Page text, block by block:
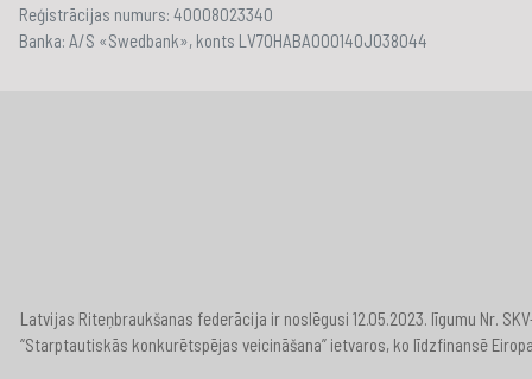
Reģistrācijas numurs: 40008023340
Banka: A/S «Swedbank», konts LV70HABA000140J038044
Latvijas Riteņbraukšanas federācija ir noslēgusi 12.05.2023. līgumu Nr.
“Starptautiskās konkurētspējas veicināšana” ietvaros, ko līdzfinansē